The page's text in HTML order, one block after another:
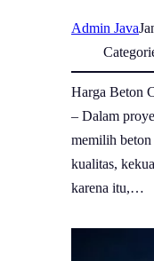
Admin Java
Harga Beton
– Dalam
memilih
kualitas,
karena itu,…